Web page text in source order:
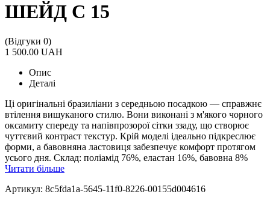
ШЕЙД С 15
(Відгуки 0)
1 500.00 UAH
Опис
Деталі
Ці оригінальні бразиліани з середньою посадкою — справжнє
втілення вишуканого стилю. Вони виконані з м'якого чорного
оксамиту спереду та напівпрозорої сітки ззаду, що створює
чуттєвий контраст текстур. Крій моделі ідеально підкреслює
форми, а бавовняна ластовиця забезпечує комфорт протягом
усього дня. Склад: поліамід 76%, еластан 16%, бавовна 8%
Читати більше
Артикул: 8c5fda1a-5645-11f0-8226-00155d004616